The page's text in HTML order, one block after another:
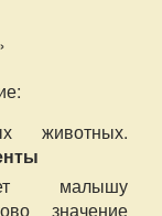
животных.
малышу
значение